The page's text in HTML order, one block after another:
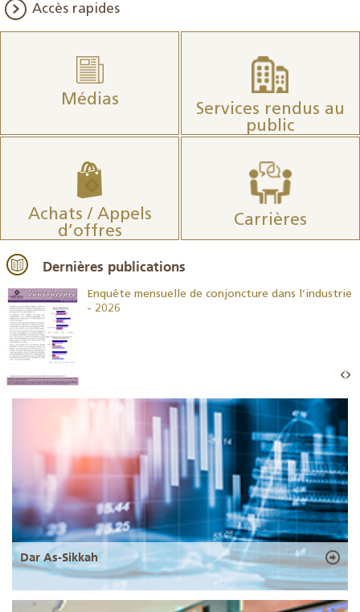
Accès rapides
Médias
Services rendus au
public
Achats / Appels
d’offres
Carrières
Dernières publications
Enquête mensuelle de conjoncture dans l’industrie
- 2026
Dar As-Sikkah